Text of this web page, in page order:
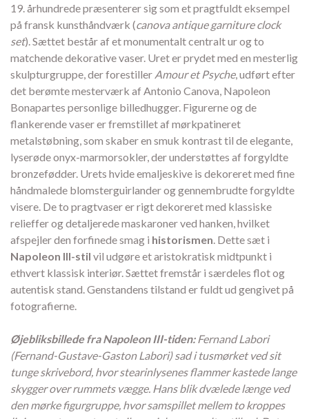
19. århundrede præsenterer sig som et pragtfuldt eksempel
på fransk kunsthåndværk (canova antique garniture clock
set). Sættet består af et monumentalt centralt ur og to
matchende dekorative vaser. Uret er prydet med en mesterlig
skulpturgruppe, der forestiller Amour et Psyche, udført efter
det berømte mesterværk af Antonio Canova, Napoleon
Bonapartes personlige billedhugger. Figurerne og de
flankerende vaser er fremstillet af mørkpatineret
metalstøbning, som skaber en smuk kontrast til de elegante,
lyserøde onyx-marmorsokler, der understøttes af forgyldte
bronzefødder. Urets hvide emaljeskive is dekoreret med fine
håndmalede blomsterguirlander og gennembrudte forgyldte
visere. De to pragtvaser er rigt dekoreret med klassiske
relieffer og detaljerede maskaroner ved hanken, hvilket
afspejler den forfinede smag i historismen. Dette sæt i
Napoleon III-stil vil udgøre et aristokratisk midtpunkt i
ethvert klassisk interiør. Sættet fremstår i særdeles flot og
autentisk stand. Genstandens tilstand er fuldt ud gengivet på
fotografierne.
Øjebliksbillede fra Napoleon III-tiden: Fernand Labori
(Fernand-Gustave-Gaston Labori) sad i tusmørket ved sit
tunge skrivebord, hvor stearinlysenes flammer kastede lange
skygger over rummets vægge. Hans blik dvælede længe ved
den mørke figurgruppe, hvor samspillet mellem to kroppes